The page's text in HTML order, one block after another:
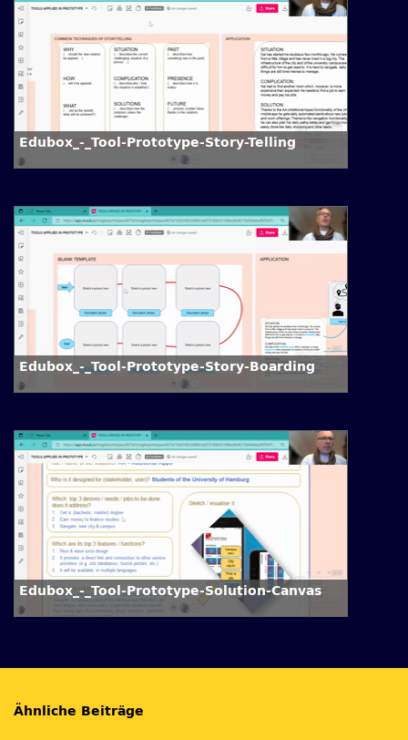
Edubox_-_Tool-Prototype-Story-Telling
Edubox_-_Tool-Prototype-Story-Boarding
Edubox_-_Tool-Prototype-Solution-Canvas
Ähnliche Beiträge